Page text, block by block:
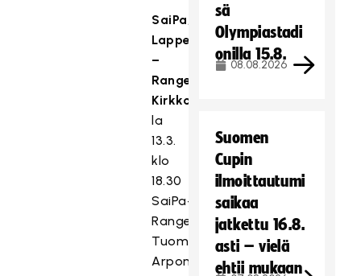
SaiPa,
Lappeenranta
–
Rangers,
Kirkkonummi
la
13.3.
klo
18.30
SaiPa–
Rangers,
Tuomas
Arponen
sä
Olympiastadi
onilla 15.8.
08.08.2026
Suomen
Cupin
ilmoittautumi
saikaa
jatkettu 16.8.
asti – vielä
ehtii mukaan